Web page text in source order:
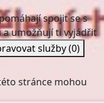
spojit se s
umožňují ti vyjádřit
služby(0)
stránce mohou